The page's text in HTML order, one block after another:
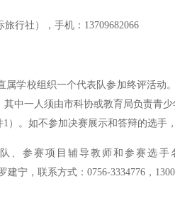
社），手机：13709682066
学校组织一个代表队参加终评活动
中一人须由市科协或教育局负责青
）。如不参加决赛展示和答辩的选手
参赛项目辅导教师和参赛选手
建宁，联系方式：0756-3334776，